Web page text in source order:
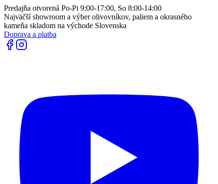
Predajňa otvorená Po-Pi 9:00-17:00, So 8:00-14:00
Najväčší showroom a výber olivovníkov, paliem a okrasného
kameňa skladom na východe Slovenska
Doprava a platba